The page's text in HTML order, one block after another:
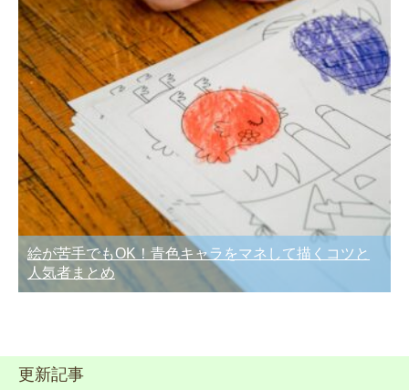
絵が苦手でもOK！青色キャラをマネして描くコツと
人気者まとめ
更新記事